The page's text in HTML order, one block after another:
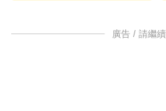
廣告 / 請繼